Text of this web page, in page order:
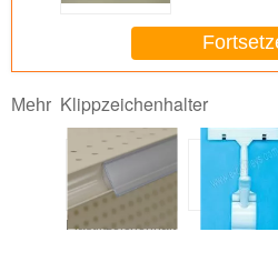
Mehr Klippzeichenhalter
Plastikzeichenhalter Zeichenhalter